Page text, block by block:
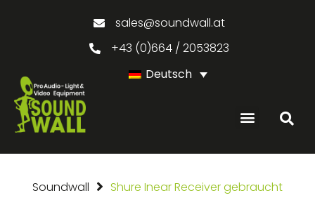
sales@soundwall.at
+43 (0)664 / 2053823
Deutsch
Soundwall Shure Inear Receiver gebraucht